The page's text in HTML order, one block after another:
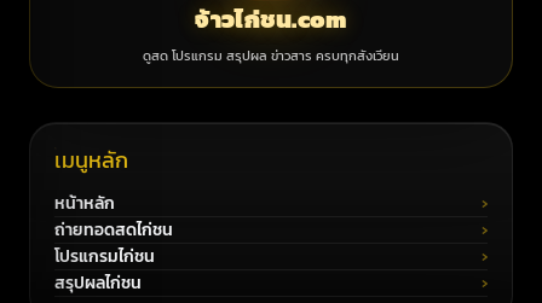
จ้าวไก่ชน.com
ดูสด โปรแกรม สรุปผล ข่าวสาร ครบทุกสังเวียน
เมนูหลัก
หน้าหลัก
ถ่ายทอดสดไก่ชน
โปรแกรมไก่ชน
สรุปผลไก่ชน